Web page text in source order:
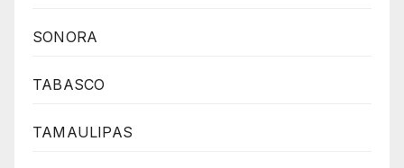
SONORA
TABASCO
TAMAULIPAS